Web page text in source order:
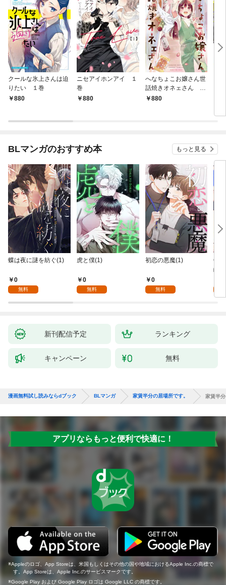
クールな氷上さんは迫
りたい １巻
880
ニセアイホンアイ １
巻
880
へなちょこお嬢さん世
話焼きオネェさん １
巻880
BLマンガのおすすめ本 もっと見る
蝶は夜に謎を紡ぐ(1)
0
無料
虎と僕(1)
0
無料
初恋の悪魔(1)
0
無料
齢
新刊配信予定 ランキング
キャンペーン 無料
漫画無料試し読みならdブック BLマンガ 家賃半分の居場所です。 家賃半
アプリならもっと便利で快適に！
Appleのロゴ、App Storeは、米国もしくはその他の国や地域におけるApple Inc.の商標で
す。App Storeは、Apple Inc.のサービスマークです。
Google Play および Google Play ロゴは Google LLC の商標です。